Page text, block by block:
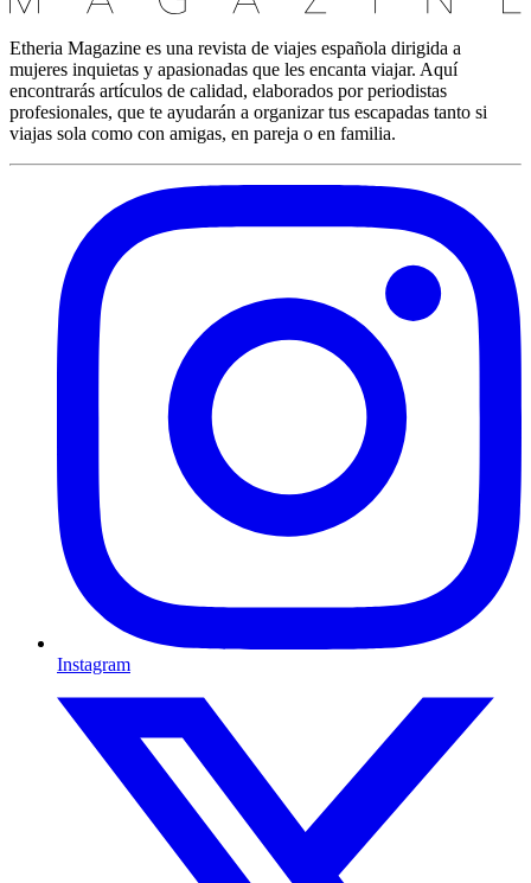
Etheria Magazine es una revista de viajes española dirigida a
mujeres inquietas y apasionadas que les encanta viajar. Aquí
encontrarás artículos de calidad, elaborados por periodistas
profesionales, que te ayudarán a organizar tus escapadas tanto si
viajas sola como con amigas, en pareja o en familia.
Instagram